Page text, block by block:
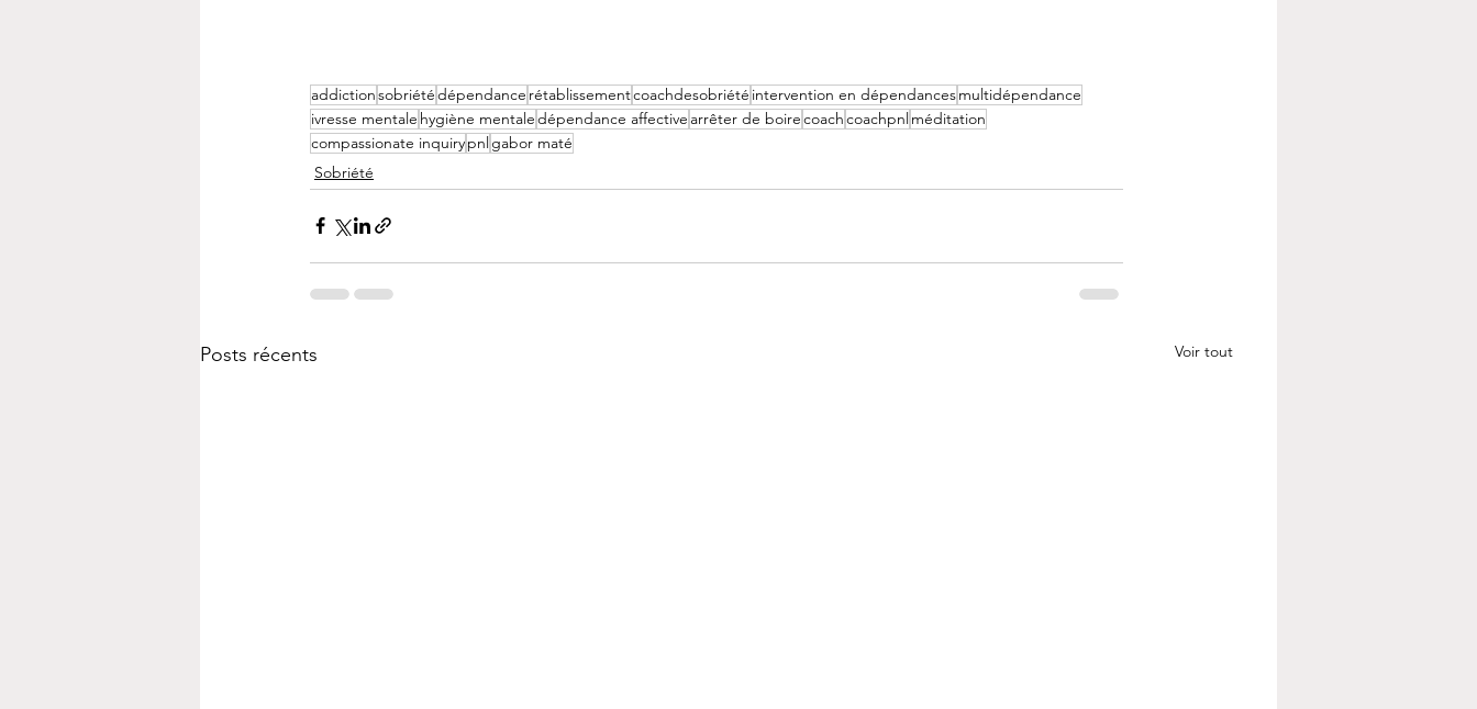
addictionsobriétédépendance rétablissementcoachdesobriété intervention en dépendancesmultidépendance
ivresse mentale hygiène mentaledépendance affective arrêter de boirecoachcoachpnlméditation
compassionate inquirypnlgabor maté
Sobriété
Posts récents Voir tout